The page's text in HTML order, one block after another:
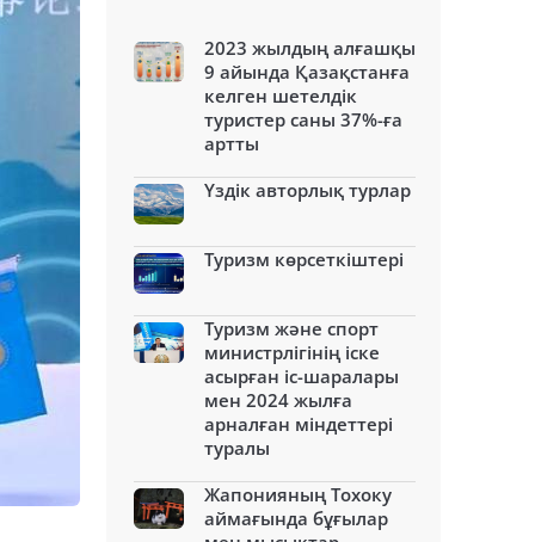
2023 жылдың алғашқы
9 айында Қазақстанға
келген шетелдік
туристер саны 37%-ға
артты
Үздік авторлық турлар
Туризм көрсеткіштері
Туризм және спорт
министрлігінің іске
асырған іс-шаралары
мен 2024 жылға
арналған міндеттері
туралы
Жапонияның Тохоку
аймағында бұғылар